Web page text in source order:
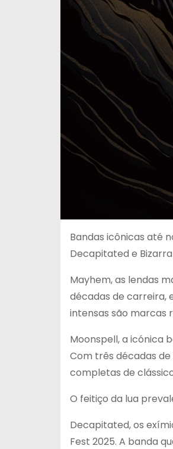
Bandas icônicas até
Decapitated e
Mayhem, as lendas
décadas de carreira,
intensas são marcas
Moonspell, a icónica
Com três décadas
completas de
O feitiço da lua
Decapitated, os
Fest 2025. A banda